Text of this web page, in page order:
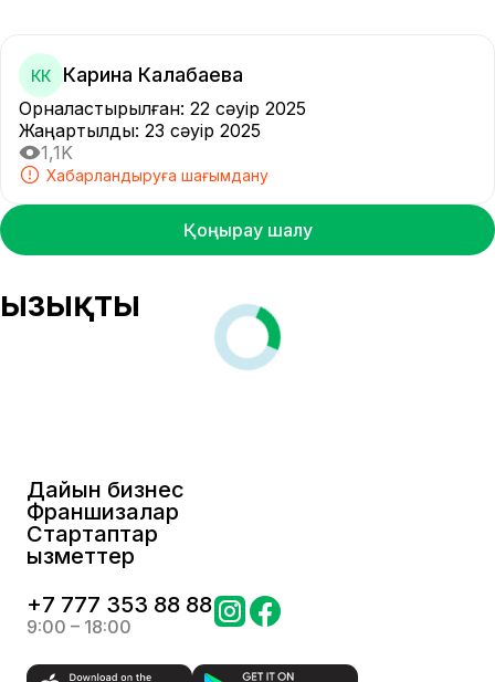
КК Карина Калабаева
Орналастырылған: 22 сәуір 2025
Жаңартылды: 23 сәуір 2025
1,1K
Хабарландыруға шағымдану
Қоңырау шалу
Қызықты
Дайын бизнес
Франшизалар
Стартаптар
Қызметтер
+7 777 353 88 88
9:00 – 18:00